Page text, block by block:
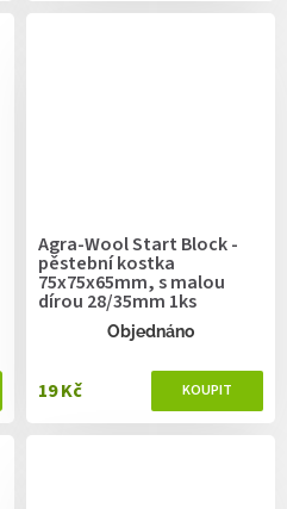
Agra-Wool Start Block -
pěstební kostka
75x75x65mm, s malou
dírou 28/35mm 1ks
Objednáno
19 Kč